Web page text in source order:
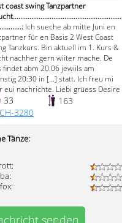
coast swing Tanzpartner
Ich sueche ab mitte Juni en
für en Basis 2 West Coast
Tanzkurs. Bin aktuell im 1. Kurs &
nachher gern wiiter mache. De
findet abm 20.06 jewiils am
20:30 in [...] statt. Ich freu mi
eui nachrichte. Liebi grüess Desire
33
163
CH-3280
Tänze: